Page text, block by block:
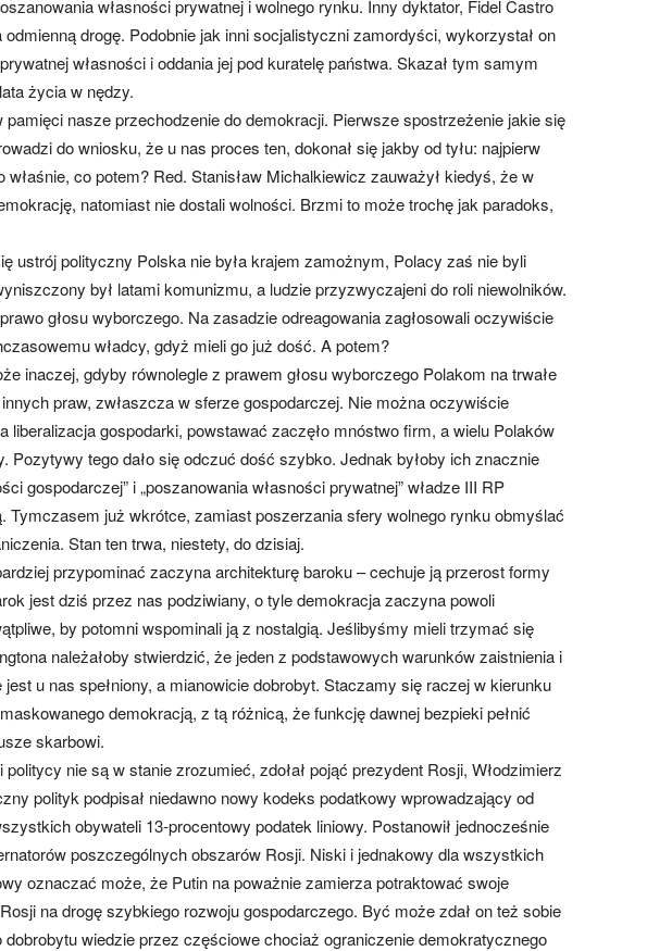
własności prywatnej i wolnego rynku. Inny dyktator, Fidel Castro
odmienną drogę. Podobnie jak inni socjalistyczni zamordyści, wykorzystał on
własności i oddania jej pod kuratelę państwa. Skazał tym samym
życia w nędzy.
nasze przechodzenie do demokracji. Pierwsze spostrzeżenie jakie się
do wniosku, że u nas proces ten, dokonał się jakby od tyłu: najpierw
co potem? Red. Stanisław Michalkiewicz zauważył kiedyś, że w
natomiast nie dostali wolności. Brzmi to może trochę jak paradoks,
ustrój polityczny Polska nie była krajem zamożnym, Polacy zaś nie byli
był latami komunizmu, a ludzie przyzwyczajeni do roli niewolników.
głosu wyborczego. Na zasadzie odreagowania zagłosowali oczywiście
władcy, gdyż mieli go już dość. A potem?
inaczej, gdyby równolegle z prawem głosu wyborczego Polakom na trwałe
praw, zwłaszcza w sferze gospodarczej. Nie można oczywiście
liberalizacja gospodarki, powstawać zaczęło mnóstwo firm, a wielu Polaków
Pozytywy tego dało się odczuć dość szybko. Jednak byłoby ich znacznie
gospodarczej” i „poszanowania własności prywatnej” władze III RP
Tymczasem już wkrótce, zamiast poszerzania sfery wolnego rynku obmyślać
Stan ten trwa, niestety, do dzisiaj.
przypominać zaczyna architekturę baroku – cechuje ją przerost formy
jest dziś przez nas podziwiany, o tyle demokracja zaczyna powoli
by potomni wspominali ją z nostalgią. Jeślibyśmy mieli trzymać się
należałoby stwierdzić, że jeden z podstawowych warunków zaistnienia i
u nas spełniony, a mianowicie dobrobyt. Staczamy się raczej w kierunku
demokracją, z tą różnicą, że funkcję dawnej bezpieki pełnić
skarbowi.
nie są w stanie zrozumieć, zdołał pojąć prezydent Rosji, Włodzimierz
polityk podpisał niedawno nowy kodeks podatkowy wprowadzający od
obywateli 13-procentowy podatek liniowy. Postanowił jednocześnie
poszczególnych obszarów Rosji. Niski i jednakowy dla wszystkich
oznaczać może, że Putin na poważnie zamierza potraktować swoje
na drogę szybkiego rozwoju gospodarczego. Być może zdał on też sobie
wiedzie przez częściowe chociaż ograniczenie demokratycznego